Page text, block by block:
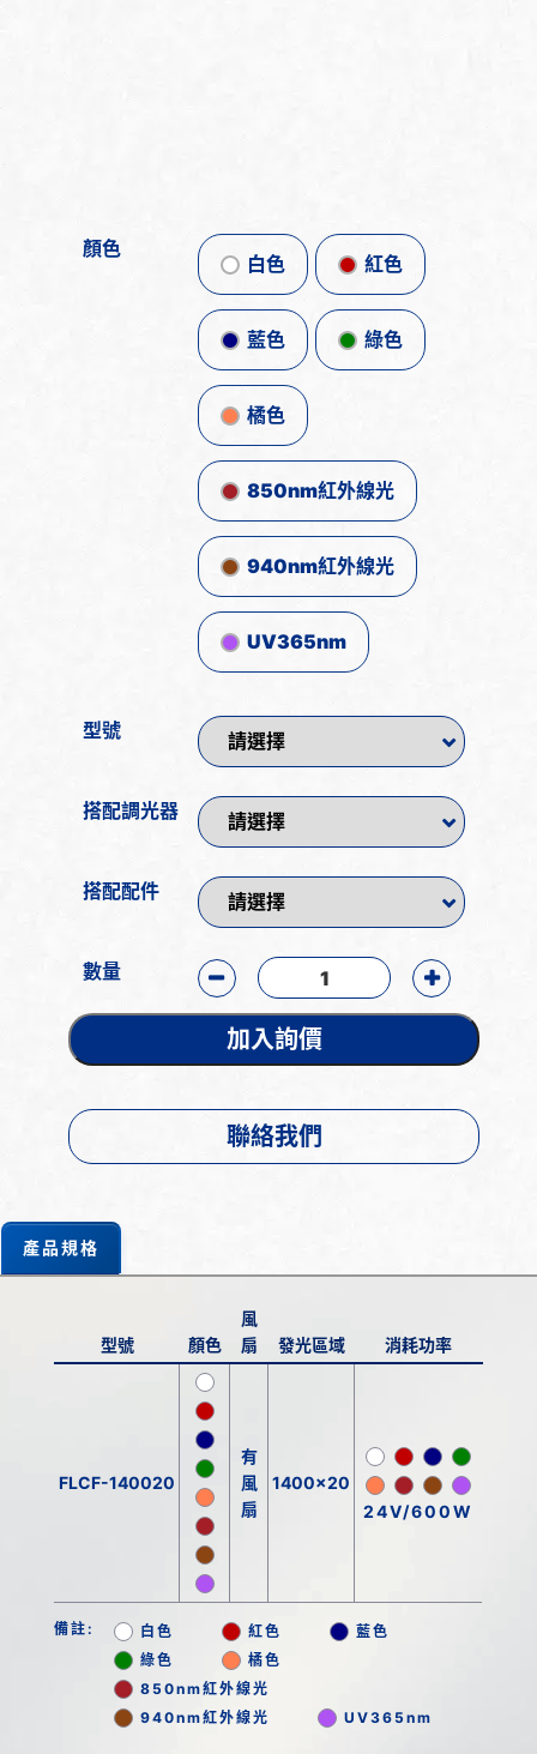
顏色
白色 紅色
藍色 綠色
橘色
850nm紅外線光
940nm紅外線光
UV365nm
型號
搭配調光器
搭配配件
數量
加入詢價
聯絡我們
產品規格
型號 顏色
風
扇
發光區域 消耗功率
FLCF-140020
有
風
扇
1400x20
24V/600W
備註: 白色 紅色
藍色
綠色
橘色
850nm紅外線光
940nm紅外線光
UV365nm